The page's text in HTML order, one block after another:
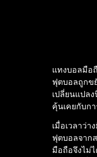
แทงบอลมือ
ฟุตบอลถูกข
เปลี่ยนแปล
คุ้นเคยกับก
เมื่อเวลาว่
ฟุตบอลจาก
มือถือจึงไม่